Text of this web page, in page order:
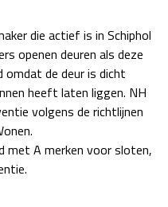
die actief is in Schiphol
openen deuren als deze
omdat de deur is dicht
heeft laten liggen. NH
volgens de richtlijnen
met A merken voor sloten,